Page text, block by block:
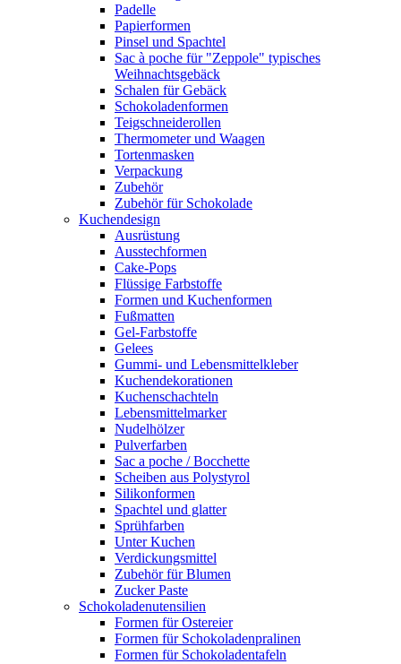
Padelle
Papierformen
Pinsel und Spachtel
Sac à poche für "Zeppole" typisches
Weihnachtsgebäck
Schalen für Gebäck
Schokoladenformen
Teigschneiderollen
Thermometer und Waagen
Tortenmasken
Verpackung
Zubehör
Zubehör für Schokolade
Kuchendesign
Ausrüstung
Ausstechformen
Cake-Pops
Flüssige Farbstoffe
Formen und Kuchenformen
Fußmatten
Gel-Farbstoffe
Gelees
Gummi- und Lebensmittelkleber
Kuchendekorationen
Kuchenschachteln
Lebensmittelmarker
Nudelhölzer
Pulverfarben
Sac a poche / Bocchette
Scheiben aus Polystyrol
Silikonformen
Spachtel und glatter
Sprühfarben
Unter Kuchen
Verdickungsmittel
Zubehör für Blumen
Zucker Paste
Schokoladenutensilien
Formen für Ostereier
Formen für Schokoladenpralinen
Formen für Schokoladentafeln